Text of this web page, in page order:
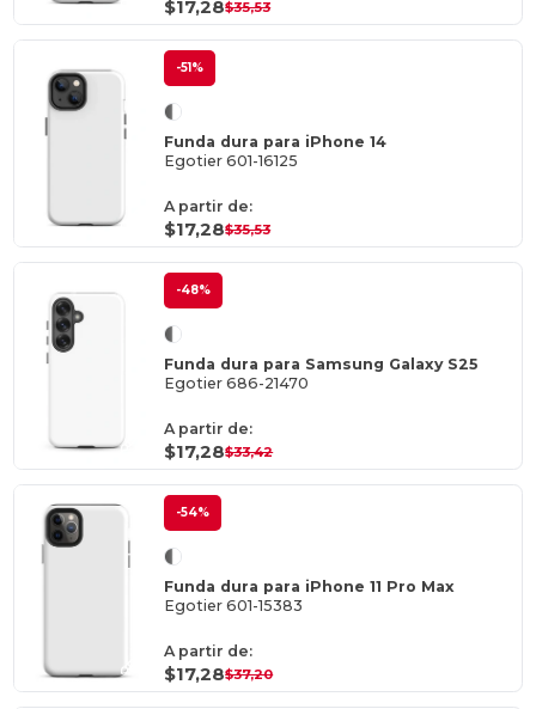
$17,28$35,53
-51%
Funda dura para iPhone 14
Egotier 601-16125
A partir de:
$17,28$35,53
-48%
Funda dura para Samsung Galaxy S25
Egotier 686-21470
A partir de:
$17,28$33,42
-54%
Funda dura para iPhone 11 Pro Max
Egotier 601-15383
A partir de:
$17,28$37,20